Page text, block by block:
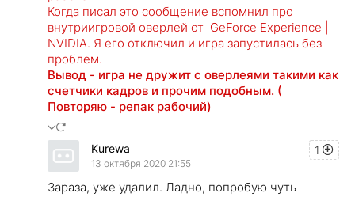
Когда писал это сообщение вспомнил про
внутриигровой оверлей от GeForce Experience |
NVIDIA. Я его отключил и игра запустилась без
проблем.
Вывод - игра не дружит с оверлеями такими как
счетчики кадров и прочим подобным. (
Повторяю - репак рабочий)
1
Kurewa
13 октября 2020 21:55
Зараза, уже удалил. Ладно, попробую чуть